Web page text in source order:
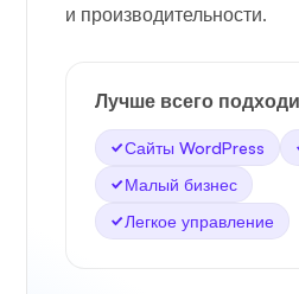
и производительности.
Лучше всего
Сайты WordPress
Малый бизнес
Легкое управление